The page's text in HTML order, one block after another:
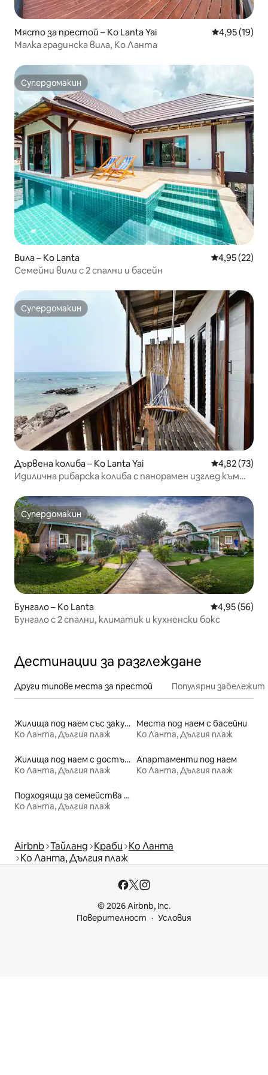
Място за престой – Ko Lanta Yai Средна
4,95 (19)
Малка градинска вила, Ко Ланта
Супердомакин
Супердомакин
Вила – Ko Lanta Средна
4,95 (22)
Семейни вили с 2 спални и басейн
Супердомакин
Супердомакин
Дървена колиба – Ko Lanta Yai Средна
4,82 (73)
Идилична рибарска колиба с панорамен изглед към
Супердомакин
Супердомакин
Бунгало – Ko Lanta Средна
4,95 (56)
Бунгало с 2 спални, климатик и кухненски бокс
Дестинации за разглеждане
Други типове места за престой Популярни
Жилища под наем със закуска
Ко Ланта, Дългия плаж
Места под наем с басейни
Ко Ланта, Дългия плаж
Жилища под наем с достъп до плажа
Ко Ланта, Дългия плаж
Апартаменти под наем
Ко Ланта, Дългия плаж
Подходящи за семейства места под наем
Ко Ланта, Дългия плаж
Airbnb Тайланд Краби Ко Ланта
Ко Ланта, Дългия плаж
© 2026 Airbnb, Inc.
Поверителност
Условия